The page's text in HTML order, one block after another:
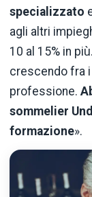
specializzato
agli altri
10 al 15% in
crescendo fra
professione.
sommelier
formazione».